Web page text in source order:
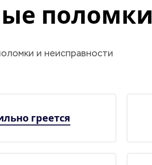
поломки
и неисправности
греется